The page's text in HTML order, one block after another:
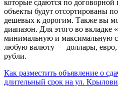
которые сдаются по договорной
объекты будут отсортированы
дешевых к дорогим. Также вы
диапазон. Для этого во вкладке
минимальную и максимальную
любую валюту — доллары, евро,
рубли.
Как разместить объявление о
длительный срок на ул.